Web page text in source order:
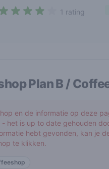
1 rating
Plan B /
en de informatie op deze
- het is up to date gehouden
hebt gevonden, kan je
te klikken.